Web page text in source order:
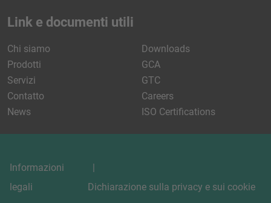
Link e documenti utili
Chi siamo
Downloads
Prodotti
GCA
Servizi
GTC
Contatto
Careers
News
ISO Certifications
Informazioni
legali
Dichiarazione sulla privacy e sui cookie